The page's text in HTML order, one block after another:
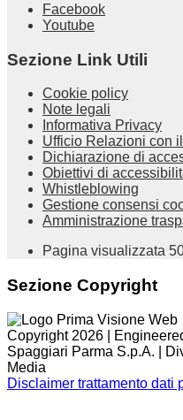
Facebook
Youtube
Sezione Link Utili
Cookie policy
Note legali
Informativa Privacy
Ufficio Relazioni con
Dichiarazione di
Obiettivi di
Whistleblowing
Gestione consensi
Amministrazione
Pagina visualizzata
Sezione Copyright
Copyright 2026 |
Spaggiari Parma S.p.A. |
Media
Disclaimer trattamento dati